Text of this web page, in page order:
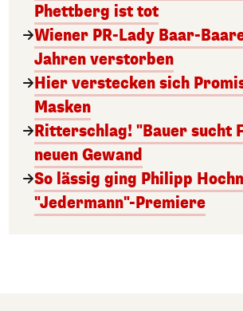
Phettberg ist tot
Wiener PR-Lady Baar-
Jahren verstorben
Hier verstecken sich
Masken
Ritterschlag! "Bauer sucht
neuen Gewand
So lässig ging Philipp
"Jedermann"-Premiere